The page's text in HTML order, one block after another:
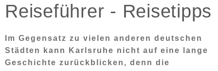
Reiseführer - Reisetipps
Im Gegensatz zu vielen anderen deutschen
Städten kann Karlsruhe nicht auf eine lange
Geschichte zurückblicken, denn die